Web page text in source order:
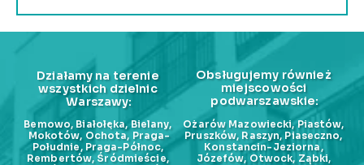
Działamy na terenie
wszystkich dzielnic
Warszawy:
Bemowo, Białołęka, Bielany,
Mokotów, Ochota, Praga-
Południe, Praga-Północ,
Rembertów, Śródmieście,
Obsługujemy również
miejscowości
podwarszawskie:
Ożarów Mazowiecki, Piastów,
Pruszków, Raszyn, Piaseczno,
Konstancin-Jeziorna,
Józefów, Otwock, Ząbki,